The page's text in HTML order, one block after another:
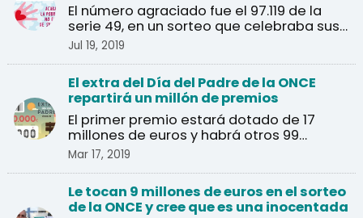
El número agraciado fue el 97.119 de la
serie 49, en un sorteo que celebraba sus
40 años.
Jul 19, 2019
El extra del Día del Padre de la ONCE
repartirá un millón de premios
El primer premio estará dotado de 17
millones de euros y habrá otros 99
premios de 40.000 euros.
Mar 17, 2019
Le tocan 9 millones de euros en el sorteo
de la ONCE y cree que es una inocentada